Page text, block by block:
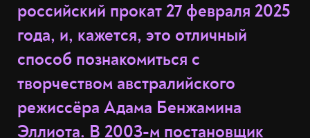
российский прокат 27 февраля 2025
года, и, кажется, это отличный
способ познакомиться с
творчеством австралийского
режиссёра Адама Бенжамина
Эллиота. В 2003-м постановщик